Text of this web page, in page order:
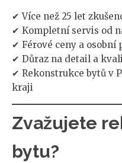
✔ Více než 25 let
✔ Kompletní servis od
✔ Férové ceny a osobní
✔ Důraz na detail a
✔ Rekonstrukce bytů v
kraji
Zvažujete
bytu?